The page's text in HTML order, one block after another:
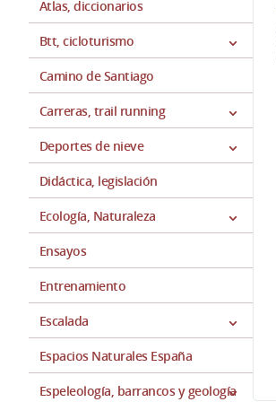
Atlas, diccionarios
Btt, cicloturismo
Camino de Santiago
Carreras, trail running
Deportes de nieve
Didáctica, legislación
Ecología, Naturaleza
Ensayos
Entrenamiento
Escalada
Espacios Naturales España
Espeleología, barrancos y geología